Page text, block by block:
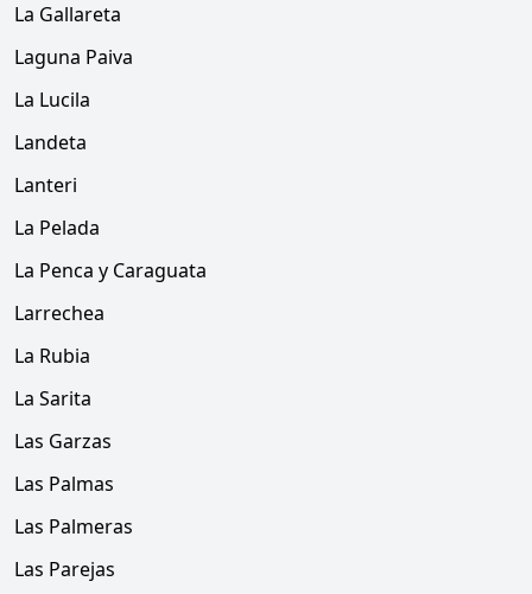
La Gallareta
Laguna Paiva
La Lucila
Landeta
Lanteri
La Pelada
La Penca y Caraguata
Larrechea
La Rubia
La Sarita
Las Garzas
Las Palmas
Las Palmeras
Las Parejas